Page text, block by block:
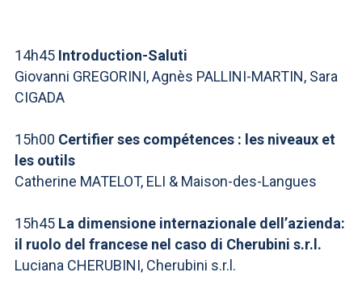
ACCEDI A CLOUDMAIL
14h45 Introduction-Saluti
Giovanni GREGORINI, Agnès PALLINI-MARTIN, Sara
CIGADA
15h00 Certifier ses compétences : les niveaux et
les outils
Catherine MATELOT, ELI & Maison-des-Langues
15h45 La dimensione internazionale dell’azienda:
il ruolo del francese nel caso di Cherubini s.r.l.
Luciana CHERUBINI, Cherubini s.r.l.